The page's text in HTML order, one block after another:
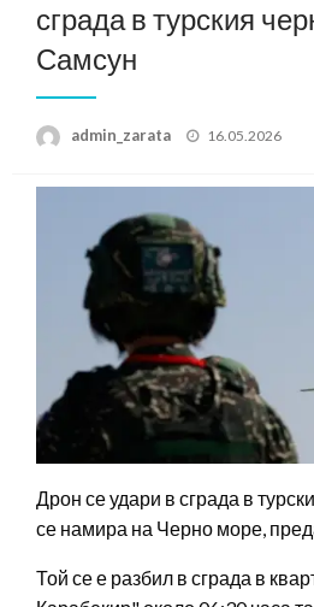
сграда в турския
Самсун
admin_zarata
Posted
16.05.2026
Дрон се удари в сграда в
се намира на Черно море,
Той се е разбил в сграда в